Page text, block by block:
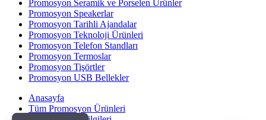
Promosyon Seramik ve Porselen Ürünler
Promosyon Speakerlar
Promosyon Tarihli Ajandalar
Promosyon Teknoloji Ürünleri
Promosyon Telefon Standları
Promosyon Termoslar
Promosyon Tişörtler
Promosyon USB Bellekler
Anasayfa
Tüm Promosyon Ürünleri